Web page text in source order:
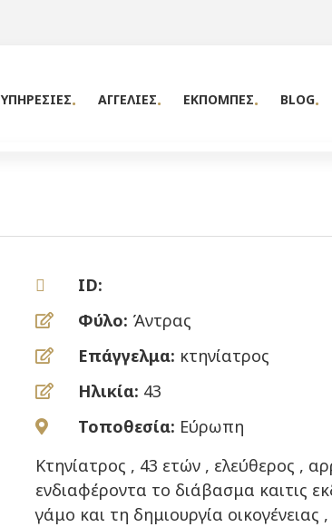
ΥΠΗΡΕΣΙΕΣ ΑΓΓΕΛΙΕΣ ΕΚΠΟΜΠΕΣ BLOG
ID:
Φύλο: Άντρας
Επάγγελμα: κτηνίατρος
Ηλικία: 43
Τοποθεσία: Εύρωπη
Κτηνίατρος , 43 ετών , ελεύθερος ,
ενδιαφέροντα το διάβασμα καιτις
γάμο και τη δημιουργία